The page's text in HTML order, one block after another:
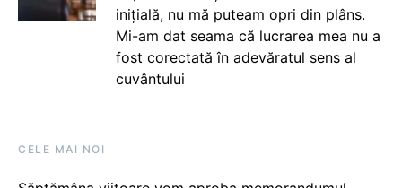
inițială, nu mă puteam opri din plâns.
Mi-am dat seama că lucrarea mea nu a
fost corectată în adevăratul sens al
cuvântului
CELE MAI NOI